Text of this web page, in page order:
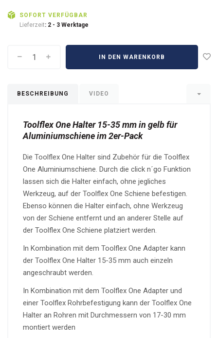
SOFORT VERFÜGBAR
Lieferzeit: 2 - 3 Werktage
IN DEN WARENKORB
BESCHREIBUNG VIDEO
Toolflex One Halter 15-35 mm in gelb für
Aluminiumschiene im 2er-Pack
Die Toolflex One Halter sind Zubehör für die Toolflex
One Aluminiumschiene. Durch die click n´go Funktion
lassen sich die Halter einfach, ohne jegliches
Werkzeug, auf der Toolflex One Schiene befestigen.
Ebenso können die Halter einfach, ohne Werkzeug
von der Schiene entfernt und an anderer Stelle auf
der Toolflex One Schiene platziert werden.
In Kombination mit dem Toolflex One Adapter kann
der Toolflex One Halter 15-35 mm auch einzeln
angeschraubt werden.
In Kombination mit dem Toolflex One Adapter und
einer Toolflex Rohrbefestigung kann der Toolflex One
Halter an Rohren mit Durchmessern von 17-30 mm
montiert werden